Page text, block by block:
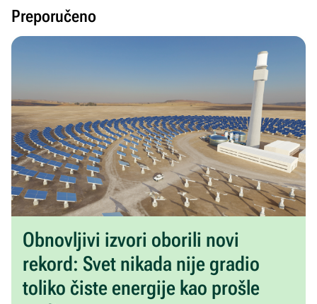
Preporučeno
Obnovljivi izvori oborili novi
rekord: Svet nikada nije gradio
toliko čiste energije kao prošle